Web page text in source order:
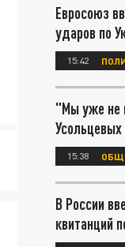
Евросоюз
ударов по
15:42
"Мы уже не
Усольцевых
15:38
В России
квитанций